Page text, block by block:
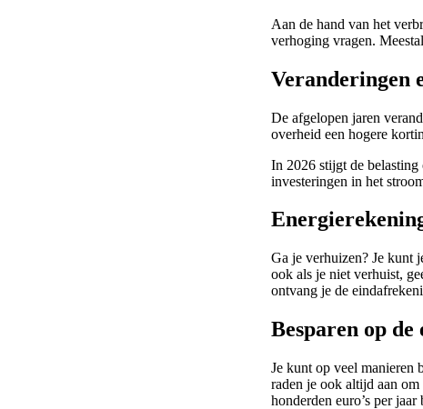
Aan de hand van het
verhoging vragen.
Veranderingen
De afgelopen jaren
overheid een hogere
In 2026 stijgt de
investeringen in het
Ga je verhuizen? Je kunt
ook als je niet verhuist,
ontvang je de
Besparen op
Je kunt op veel manieren
raden je ook altijd aan
honderden euro’s per